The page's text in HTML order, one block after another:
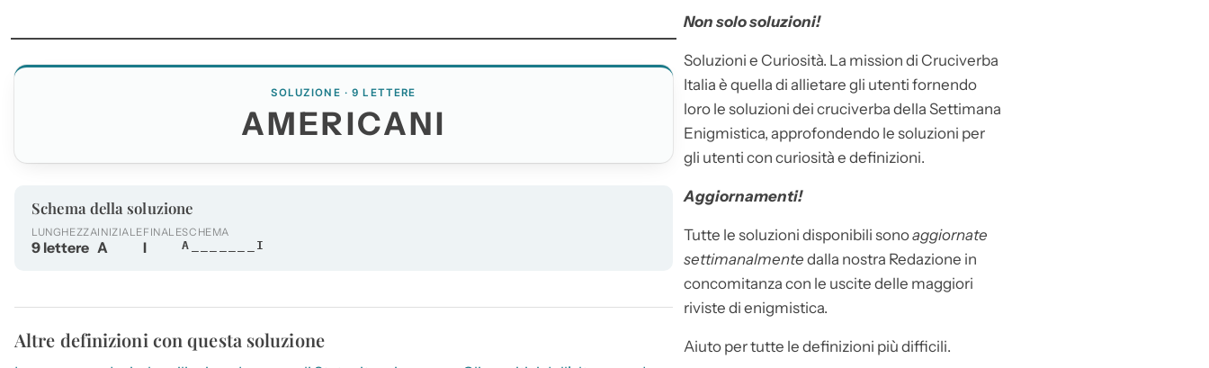
SOLUZIONE · 9 LETTERE
AMERICANI
Schema della soluzione
LUNGHEZZA
9 lettere
INIZIALE
A
FINALE
I
SCHEMA
A_______I
Altre definizioni con questa soluzione
Non solo soluzioni!
Soluzioni e Curiosità. La mission di Cruciverba
Italia è quella di allietare gli utenti fornendo
loro le soluzioni dei cruciverba della Settimana
Enigmistica, approfondendo le soluzioni per
gli utenti con curiosità e definizioni.
Aggiornamenti!
Tutte le soluzioni disponibili sonoaggiornate
settimanalmente dalla nostra Redazione in
concomitanza con le uscite delle maggiori
riviste di enigmistica.
Aiuto per tutte le definizioni più difficili.